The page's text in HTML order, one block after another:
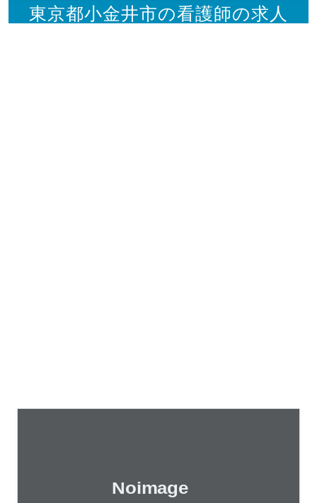
東京都小金井市の看護師の求人